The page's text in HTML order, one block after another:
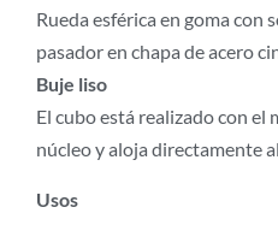
Rueda esférica en goma
pasador en chapa de acero
Buje liso
El cubo está realizado con el
núcleo y aloja directamente
Usos